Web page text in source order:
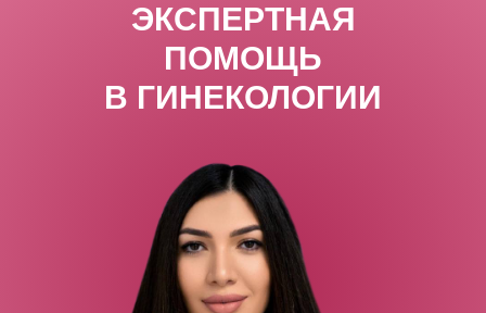
ЭКСПЕРТНАЯ
ПОМОЩЬ
В ГИНЕКОЛОГИИ